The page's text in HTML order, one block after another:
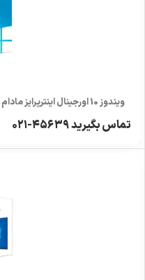
ویندوز 10 اورجینال اینترپرایز مادام العمر Windows 10 Enterprise Retail
تماس بگیرید ۴۵۶۳۹-۰۲۱